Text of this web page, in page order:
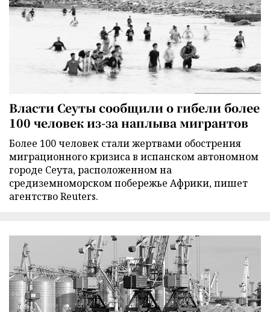
Власти Сеуты сообщили о гибели более
100 человек из-за наплыва мигрантов
Более 100 человек стали жертвами обострения
миграционного кризиса в испанском автономном
городе Сеута, расположенном на
средиземноморском побережье Африки, пишет
агентство Reuters.